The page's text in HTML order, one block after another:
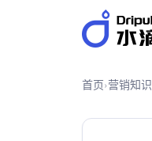
首页›营销知识